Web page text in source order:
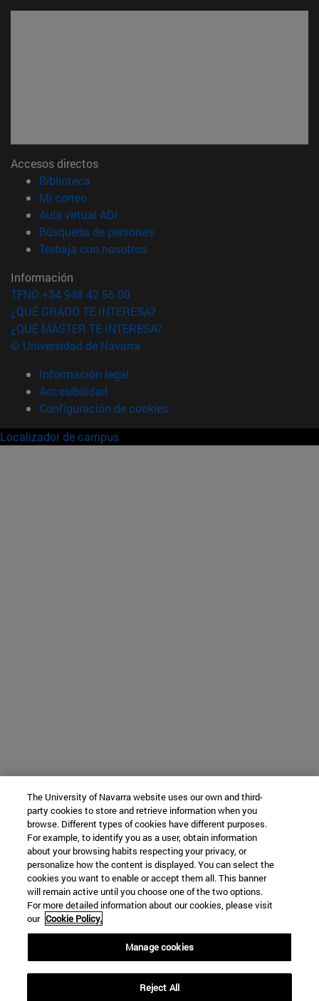
Accesos directos
Biblioteca
Mi correo(abre en nueva ventana)
Aula virtual ADI
Búsqueda de personas(abre en nueva ventana)
Trabaja con nosotros(abre en nueva ventana)
Información
TFNO +34 948 42 56 00
¿QUÉ GRADO TE INTERESA?
¿QUÉ MÁSTER TE INTERESA?
© Universidad de Navarra
Información legal
Accesibilidad
Configuración de cookies
Localizador de campus
The University of Navarra website uses our own and third-
party cookies to store and retrieve information when you
browse. Different types of cookies have different purposes.
For example, to identify you as a user, obtain information
about your browsing habits respecting your privacy, or
personalize how the content is displayed. You can select the
cookies you want to enable or accept them all. This banner
will remain active until you choose one of the two options.
For more detailed information about our cookies, please visit
our Cookie Policy.
Manage cookies
Reject All